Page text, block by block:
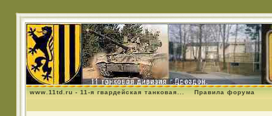
www.11td.ru - 11-я гвардейская танковая... Правила форума